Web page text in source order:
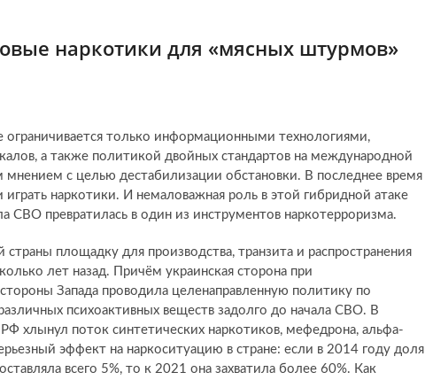
наркотики для «мясных штурмов»
ограничивается только информационными технологиями,
а также политикой двойных стандартов на международной
с целью дестабилизации обстановки. В последнее время
наркотики. И немаловажная роль в этой гибридной атаке
СВО превратилась в один из инструментов наркотерроризма.
площадку для производства, транзита и распространения
лет назад. Причём украинская сторона при
Запада проводила целенаправленную политику по
психоактивных веществ задолго до начала СВО. В
хлынул поток синтетических наркотиков, мефедрона, альфа-
эффект на наркоситуацию в стране: если в 2014 году доля
всего 5%, то к 2021 она захватила более 60%. Как